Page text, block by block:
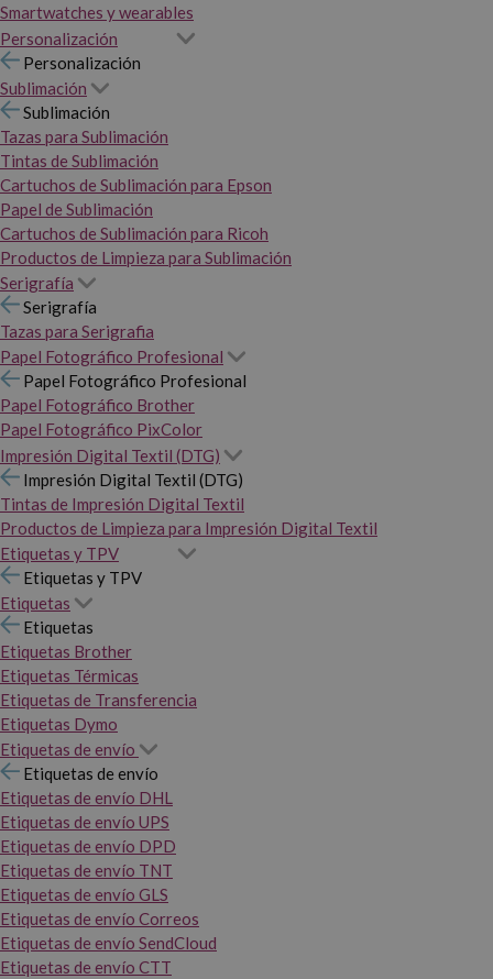
Smartwatches y wearables
Personalización
Personalización
Sublimación
Sublimación
Tazas para Sublimación
Tintas de Sublimación
Cartuchos de Sublimación para Epson
Papel de Sublimación
Cartuchos de Sublimación para Ricoh
Productos de Limpieza para Sublimación
Serigrafía
Serigrafía
Tazas para Serigrafia
Papel Fotográfico Profesional
Papel Fotográfico Profesional
Papel Fotográfico Brother
Papel Fotográfico PixColor
Impresión Digital Textil (DTG)
Impresión Digital Textil (DTG)
Tintas de Impresión Digital Textil
Productos de Limpieza para Impresión Digital Textil
Etiquetas y TPV
Etiquetas y TPV
Etiquetas
Etiquetas
Etiquetas Brother
Etiquetas Térmicas
Etiquetas de Transferencia
Etiquetas Dymo
Etiquetas de envío
Etiquetas de envío
Etiquetas de envío DHL
Etiquetas de envío UPS
Etiquetas de envío DPD
Etiquetas de envío TNT
Etiquetas de envío GLS
Etiquetas de envío Correos
Etiquetas de envío SendCloud
Etiquetas de envío CTT